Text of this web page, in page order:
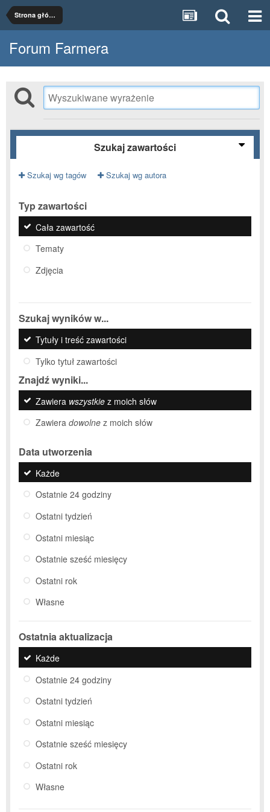
Strona główna
Forum Farmera
Szukaj zawartości
Szukaj wg tagów Szukaj wg autora
Typ zawartości
Cała zawartość
Tematy
Zdjęcia
Szukaj wyników w...
Tytuły i treść zawartości
Tylko tytuł zawartości
Znajdź wyniki...
Zawiera wszystkie z moich słów
Zawiera dowolne z moich słów
Data utworzenia
Każde
Ostatnie 24 godziny
Ostatni tydzień
Ostatni miesiąc
Ostatnie sześć miesięcy
Ostatni rok
Własne
Ostatnia aktualizacja
Każde
Ostatnie 24 godziny
Ostatni tydzień
Ostatni miesiąc
Ostatnie sześć miesięcy
Ostatni rok
Własne